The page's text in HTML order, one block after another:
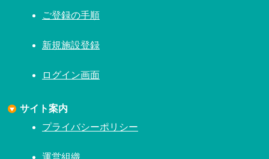
ご登録の手順
新規施設登録
ログイン画面
サイト案内
プライバシーポリシー